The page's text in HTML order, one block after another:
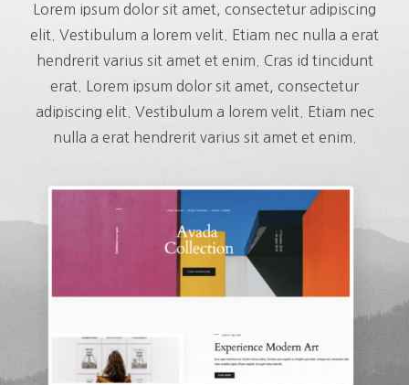
Lorem ipsum dolor sit amet, consectetur adipiscing
elit. Vestibulum a lorem velit. Etiam nec nulla a erat
hendrerit varius sit amet et enim. Cras id tincidunt
erat. Lorem ipsum dolor sit amet, consectetur
adipiscing elit. Vestibulum a lorem velit. Etiam nec
nulla a erat hendrerit varius sit amet et enim.